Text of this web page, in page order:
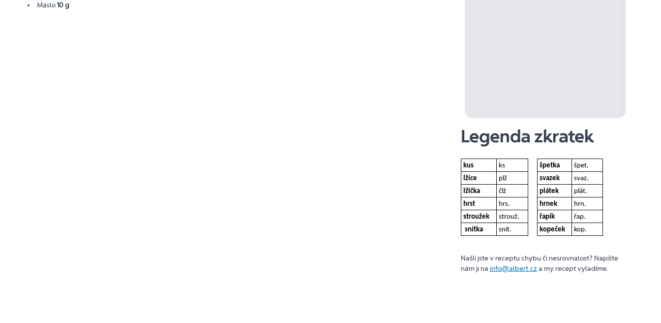
Máslo10 g
Legenda zkratek
kus ks špetka
špet.
lžíce
plž svazek
svaz.
lžička
člž plátek
plát.
hrst
hrs. hrnek
hrn.
stroužek
strouž. řapík
řap.
snítka
snít. kopeček kop.
Našli jste v receptu chybu či nesrovnalost? Napište
nám ji na info@albert.cza my recept vyladíme.